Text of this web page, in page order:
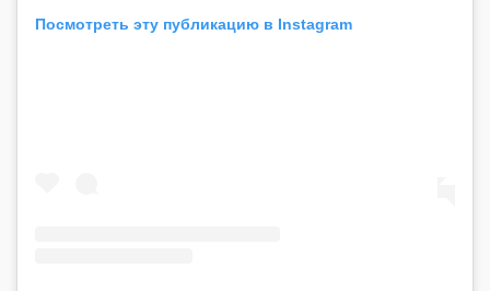
Посмотреть эту публикацию в Instagram